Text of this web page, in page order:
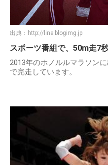
出典： http://line.blogimg.jp
スポーツ番組で、50m走7
2013年のホノルルマラソン
で完走しています。